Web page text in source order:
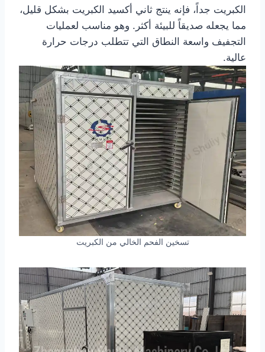
الكبريت جداً، فإنه ينتج ثاني أكسيد الكبريت بشكل قليل،
مما يجعله صديقاً للبيئة أكثر. وهو مناسب لعمليات
التجفيف واسعة النطاق التي تتطلب درجات حرارة
عالية.
تسخين الفحم الخالي من الكبريت